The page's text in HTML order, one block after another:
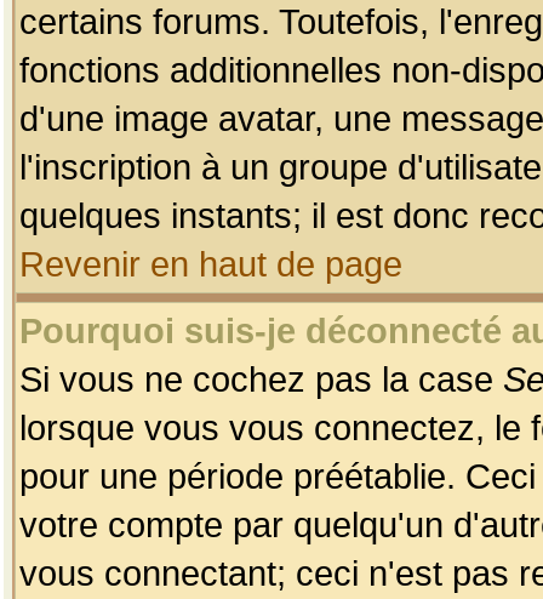
certains forums. Toutefois,
fonctions additionnelles non-
d'une image avatar, une
l'inscription à un groupe
quelques instants; il est donc
Revenir en haut de page
Pourquoi suis-je déconnecté
Si vous ne cochez pas la case
lorsque vous vous connectez, le
pour une période préétablie.
votre compte par quelqu'un
vous connectant; ceci n'est pas